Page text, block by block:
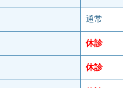
通常
休診
休診